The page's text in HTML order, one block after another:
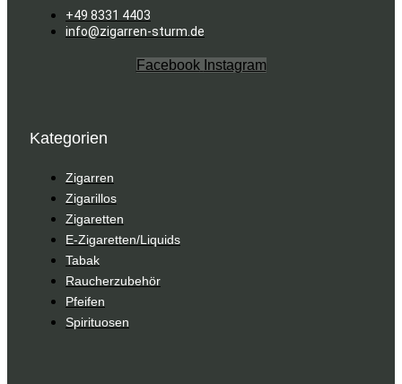
+49 8331 4403
info@zigarren-sturm.de
Facebook Instagram
Kategorien
Zigarren
Zigarillos
Zigaretten
E-Zigaretten/Liquids
Tabak
Raucherzubehör
Pfeifen
Spirituosen